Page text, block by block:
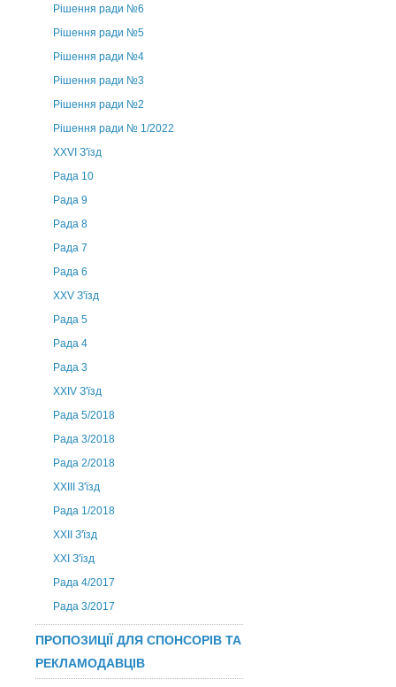
Рішення ради №6
Рішення ради №5
Рішення ради №4
Рішення ради №3
Рішення ради №2
Рішення ради № 1/2022
XXVI З'їзд
Рада 10
Рада 9
Рада 8
Рада 7
Рада 6
XXV З'їзд
Рада 5
Рада 4
Рада 3
ХХIV З'їзд
Рада 5/2018
Рада 3/2018
Рада 2/2018
XXIII З'їзд
Рада 1/2018
ХХІІ З'їзд
XXI З'їзд
Рада 4/2017
Рада 3/2017
ПРОПОЗИЦІЇ ДЛЯ СПОНСОРІВ ТА
РЕКЛАМОДАВЦІВ